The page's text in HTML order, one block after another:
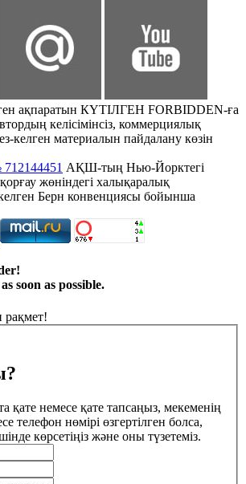
ақпаратын КҮТІЛГЕН FORBIDDEN-ға
келісімінсіз, коммерциялық
келген материалын пайдалану көзін
АҚШ-тың Нью-Йорктегі
жөніндегі халықаралық
Берн конвенциясы бойынша
soon as possible.
рақмет!
қате немесе қате тапсаңыз, мекеменің
телефон нөмірі өзгертілген болса,
көрсетіңіз және оны түзетеміз.